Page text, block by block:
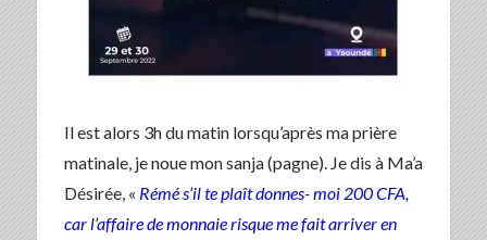
Il est alors 3h du matin lorsqu’après ma prière
matinale, je noue mon sanja (pagne). Je dis à Ma’a
Désirée, « Rémé s’il te plaît donnes- moi 200 CFA,
car l’affaire de monnaie risque me fait arriver en